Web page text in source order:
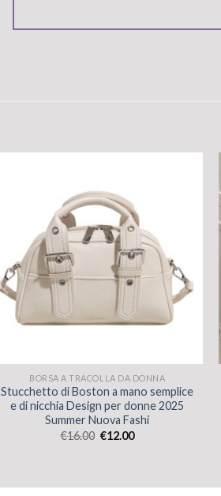
BORSA A TRACOLLA DA DONNA
Stucchetto di Boston a mano semplice
e di nicchia Design per donne 2025
Summer Nuova Fashi
€16.00 €12.00